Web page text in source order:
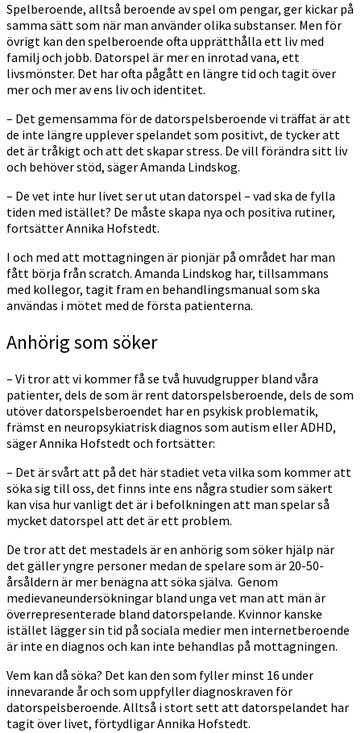
Spelberoende, alltså beroende av spel om pengar, ger kickar på
samma sätt som när man använder olika substanser. Men för
övrigt kan den spelberoende ofta upprätthålla ett liv med
familj och jobb. Datorspel är mer en inrotad vana, ett
livsmönster. Det har ofta pågått en längre tid och tagit över
mer och mer av ens liv och identitet.
– Det gemensamma för de datorspelsberoende vi träffat är att
de inte längre upplever spelandet som positivt, de tycker att
det är tråkigt och att det skapar stress. De vill förändra sitt liv
och behöver stöd, säger Amanda Lindskog.
– De vet inte hur livet ser ut utan datorspel – vad ska de fylla
tiden med istället? De måste skapa nya och positiva rutiner,
fortsätter Annika Hofstedt.
I och med att mottagningen är pionjär på området har man
fått börja från scratch. Amanda Lindskog har, tillsammans
med kollegor, tagit fram en behandlingsmanual som ska
användas i mötet med de första patienterna.
Anhörig som söker
– Vi tror att vi kommer få se två huvudgrupper bland våra
patienter, dels de som är rent datorspelsberoende, dels de som
utöver datorspelsberoendet har en psykisk problematik,
främst en neuropsykiatrisk diagnos som autism eller ADHD,
säger Annika Hofstedt och fortsätter:
– Det är svårt att på det här stadiet veta vilka som kommer att
söka sig till oss, det finns inte ens några studier som säkert
kan visa hur vanligt det är i befolkningen att man spelar så
mycket datorspel att det är ett problem.
De tror att det mestadels är en anhörig som söker hjälp när
det gäller yngre personer medan de spelare som är 20-50-
årsåldern är mer benägna att söka själva. Genom
medievaneundersökningar bland unga vet man att män är
överrepresenterade bland datorspelande. Kvinnor kanske
istället lägger sin tid på sociala medier men internetberoende
är inte en diagnos och kan inte behandlas på mottagningen.
Vem kan då söka? Det kan den som fyller minst 16 under
innevarande år och som uppfyller diagnoskraven för
datorspelsberoende. Alltså i stort sett att datorspelandet har
tagit över livet, förtydligar Annika Hofstedt.